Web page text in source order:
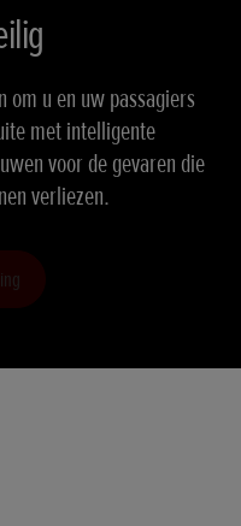
om u en uw passagiers
met intelligente
voor de gevaren die
verliezen.